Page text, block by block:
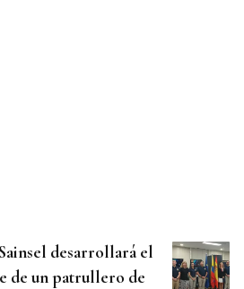
desarrollará el
de un patrullero de